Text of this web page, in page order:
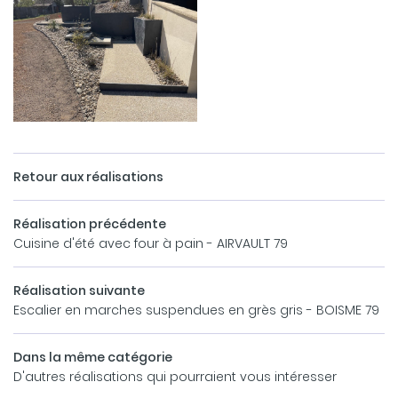
ACCUEIL
Une
Retour aux réalisations
Réalisation précédente
Cuisine d'été avec four à pain - AIRVAULT 79
Réalisation suivante
Escalier en marches suspendues en grès gris - BOISME 79
Dans la même catégorie
D'autres réalisations qui pourraient vous intéresser